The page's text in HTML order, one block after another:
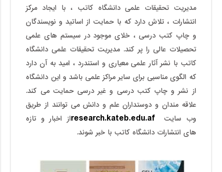
مدیریت تحقیقات علمی دانشگاه کاتب ، با ایجاد مرکز
انتشارات ، تلاش دارد که با حمایت از اساتید و نویسندگان
و چاپ کتب درسی ، خلای موجود در سیستم های علمی
تحصیلات عالی را پر کند. مدیریت تحقیقات علمی دانشگاه
کاتب با نشر آثار علمی معیاری و استندرد ، امید به آن دارد
که الگوی مناسبی برای سایر مراکز علمی باشد و این دانشگاه
از نشر و چاپ کتب درسی و غیر درسی حمایت می کند.
علاقه مندان و دوستداران علم و دانش می توانند از طریق
وب سایتresearch.kateb.edu.afاز اخبار و تازه
های انتشارات دانشگاه کاتب با خبر شوند.